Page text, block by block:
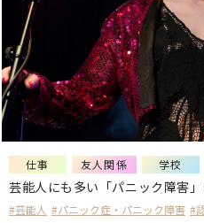
友人関係
心理
企業
仕事 友人関係 学校
芸能人にも多い「パニック障害
#芸能人 #パニック症・パニック障害 #